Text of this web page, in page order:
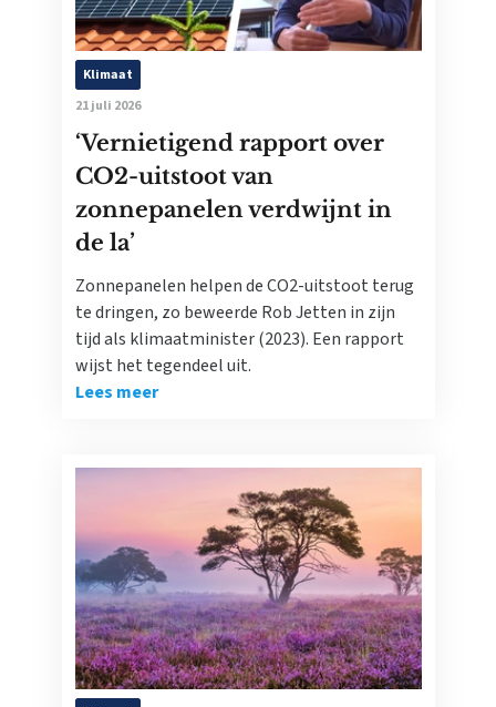
Klimaat
21 juli 2026
‘Vernietigend rapport over
CO2-uitstoot van
zonnepanelen verdwijnt in
de la’
Zonnepanelen helpen de CO2-uitstoot terug
te dringen, zo beweerde Rob Jetten in zijn
tijd als klimaatminister (2023). Een rapport
wijst het tegendeel uit.
Lees meer